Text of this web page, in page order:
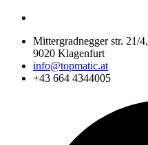
Mittergradnegger str. 21/4,
9020 Klagenfurt
info@topmatic.at
+43 664 4344005